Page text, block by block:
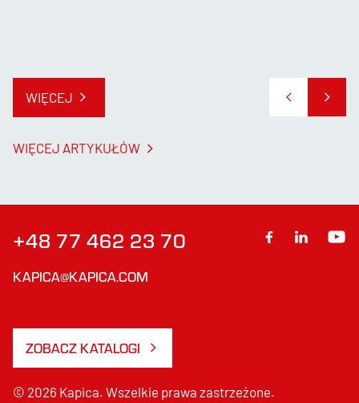
WIĘCEJ
WIĘCEJ ARTYKUŁÓW
+48 77 462 23 70
KAPICA@KAPICA.COM
ZOBACZ KATALOGI
© 2026 Kapica. Wszelkie prawa zastrzeżone.